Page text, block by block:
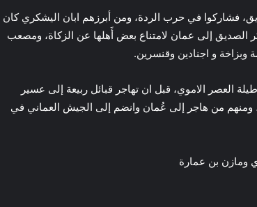
فشاركوا في حرب الردة، ومن أبرزهم ابان اليشكري كان
الصديق إلى عمان لامتناع بعض أَهلها عن الزكاة، ومصعب
وبزاخة و اجنادين وقنسرين.
العصر الاموي، قبل ان تهاجر قبائل ربيعة إلى عسير
جنوب مكة في تهامة سنة 1201 ميلادية، ومنهم من هاجر إلى عُمان وانضم إلى الجيش العماني في
ومازن بن عمارة